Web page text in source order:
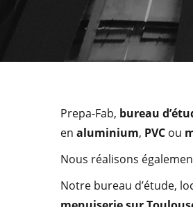
Prepa-Fab, bureau
en aluminium, PVC ou
Nous réalisons
Notre bureau d’étude,